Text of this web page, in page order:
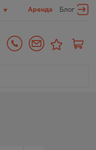
Аренда Блог